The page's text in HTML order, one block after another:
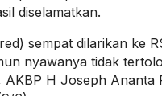
diselamatkan.
sempat dilarikan ke
nyawanya tidak
H Joseph Ananta